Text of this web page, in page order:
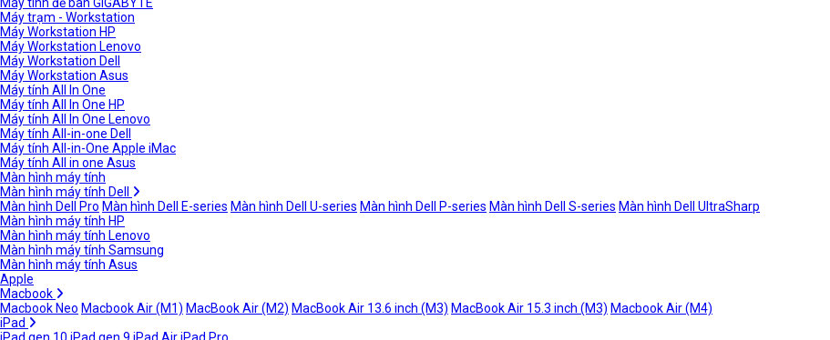
Máy trạm - Workstation
Máy Workstation HP
Máy Workstation Lenovo
Máy Workstation Dell
Máy Workstation Asus
Máy tính All In One
Máy tính All In One HP
Máy tính All In One Lenovo
Máy tính All-in-one Dell
Máy tính All-in-One Apple iMac
Máy tính All in one Asus
Màn hình máy tính
Màn hình máy tính Dell
Màn hình Dell Pro Màn hình Dell E-series Màn hình Dell U-series Màn hình Dell P-series Màn hình Dell S-series Màn hình Dell UltraSharp
Màn hình máy tính HP
Màn hình máy tính Lenovo
Màn hình máy tính Samsung
Màn hình máy tính Asus
Apple
Macbook
Macbook Neo Macbook Air (M1) MacBook Air (M2) MacBook Air 13.6 inch (M3) MacBook Air 15.3 inch (M3) Macbook Air (M4)
iPad